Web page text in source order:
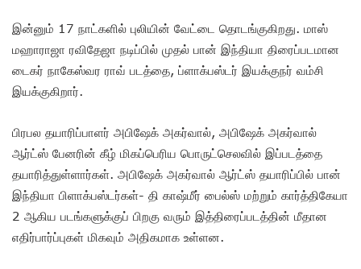
இன்னும் 17 நாட்களில் புலியின் வேட்டை தொடங்குகிறது. மாஸ்
மஹாராஜா ரவிதேஜா நடிப்பில் முதல் பான் இந்தியா திரைப்படமான
டைகர் நாகேஸ்வர ராவ் படத்தை, ப்ளாக்பஸ்டர் இயக்குநர் வம்சி
இயக்குகிறார்.
பிரபல தயாரிப்பாளர் அபிஷேக் அகர்வால், அபிஷேக் அகர்வால்
ஆர்ட்ஸ் பேனரின் கீழ் மிகப்பெரிய பொருட்செலவில் இப்படத்தை
தயாரித்துள்ளார்கள். அபிஷேக் அகர்வால் ஆர்ட்ஸ் தயாரிப்பில் பான்
இந்தியா பிளாக்பஸ்டர்கள்- தி காஷ்மீர் பைல்ஸ் மற்றும் கார்த்திகேயா
2 ஆகிய படங்களுக்குப் பிறகு வரும் இத்திரைப்படத்தின் மீதான
எதிர்பார்ப்புகள் மிகவும் அதிகமாக உள்ளன.